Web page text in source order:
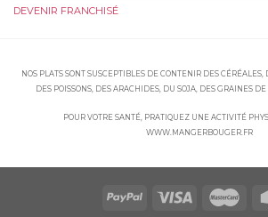
DEVENIR FRANCHISÉ
NOS PLATS SONT SUSCEPTIBLES DE CONTENIR DES CÉRÉALES,
DES POISSONS, DES ARACHIDES, DU SOJA, DES GRAINES
POUR VOTRE SANTÉ, PRATIQUEZ UNE ACTIVITÉ
WWW.MANGERBOUGER.FR